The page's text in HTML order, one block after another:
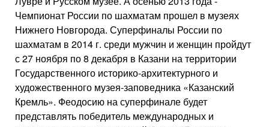
Чемпионат России по шахматам прошел в музеях
Нижнего Новгорода. Суперфиналы России по
шахматам в 2014 г. среди мужчин и женщин пройдут
с 27 ноября по 8 декабря в Казани на территории
Государственного историко-архитектурного и
художественного музея-заповедника «Казанский
Кремль». Феодосию на суперфинале будет
представлять победитель международных и